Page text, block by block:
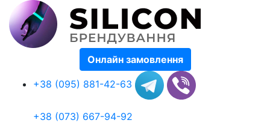
Онлайн замовлення
+38 (095) 881-42-63
+38 (073) 667-94-92